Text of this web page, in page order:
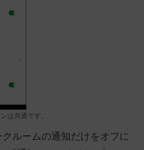
は共通です。
ルームの通知だけをオフに